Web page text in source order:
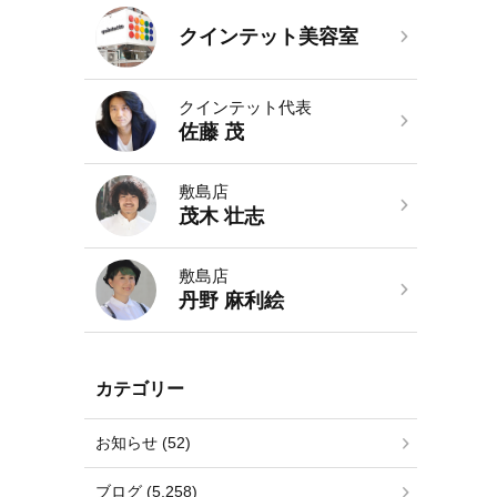
クインテット美容室
クインテット代表
佐藤 茂
敷島店
茂木 壮志
敷島店
丹野 麻利絵
カテゴリー
お知らせ (52)
ブログ (5,258)